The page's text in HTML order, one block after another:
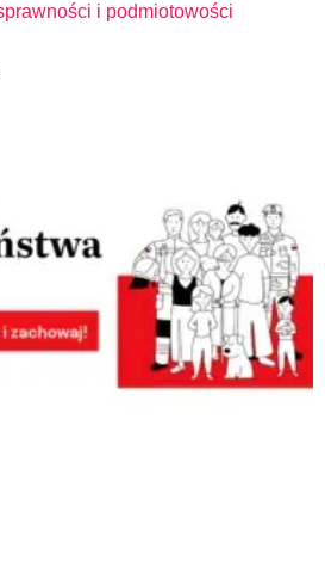
i podmiotowości